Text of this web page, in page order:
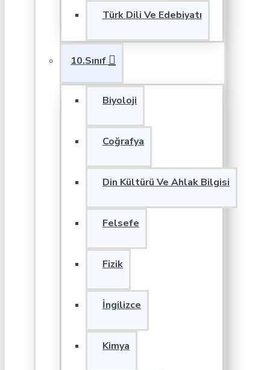
Türk Dili Ve Edebiyatı
10.Sınıf
Biyoloji
Coğrafya
Din Kültürü Ve Ahlak Bilgisi
Felsefe
Fizik
İngilizce
Kimya